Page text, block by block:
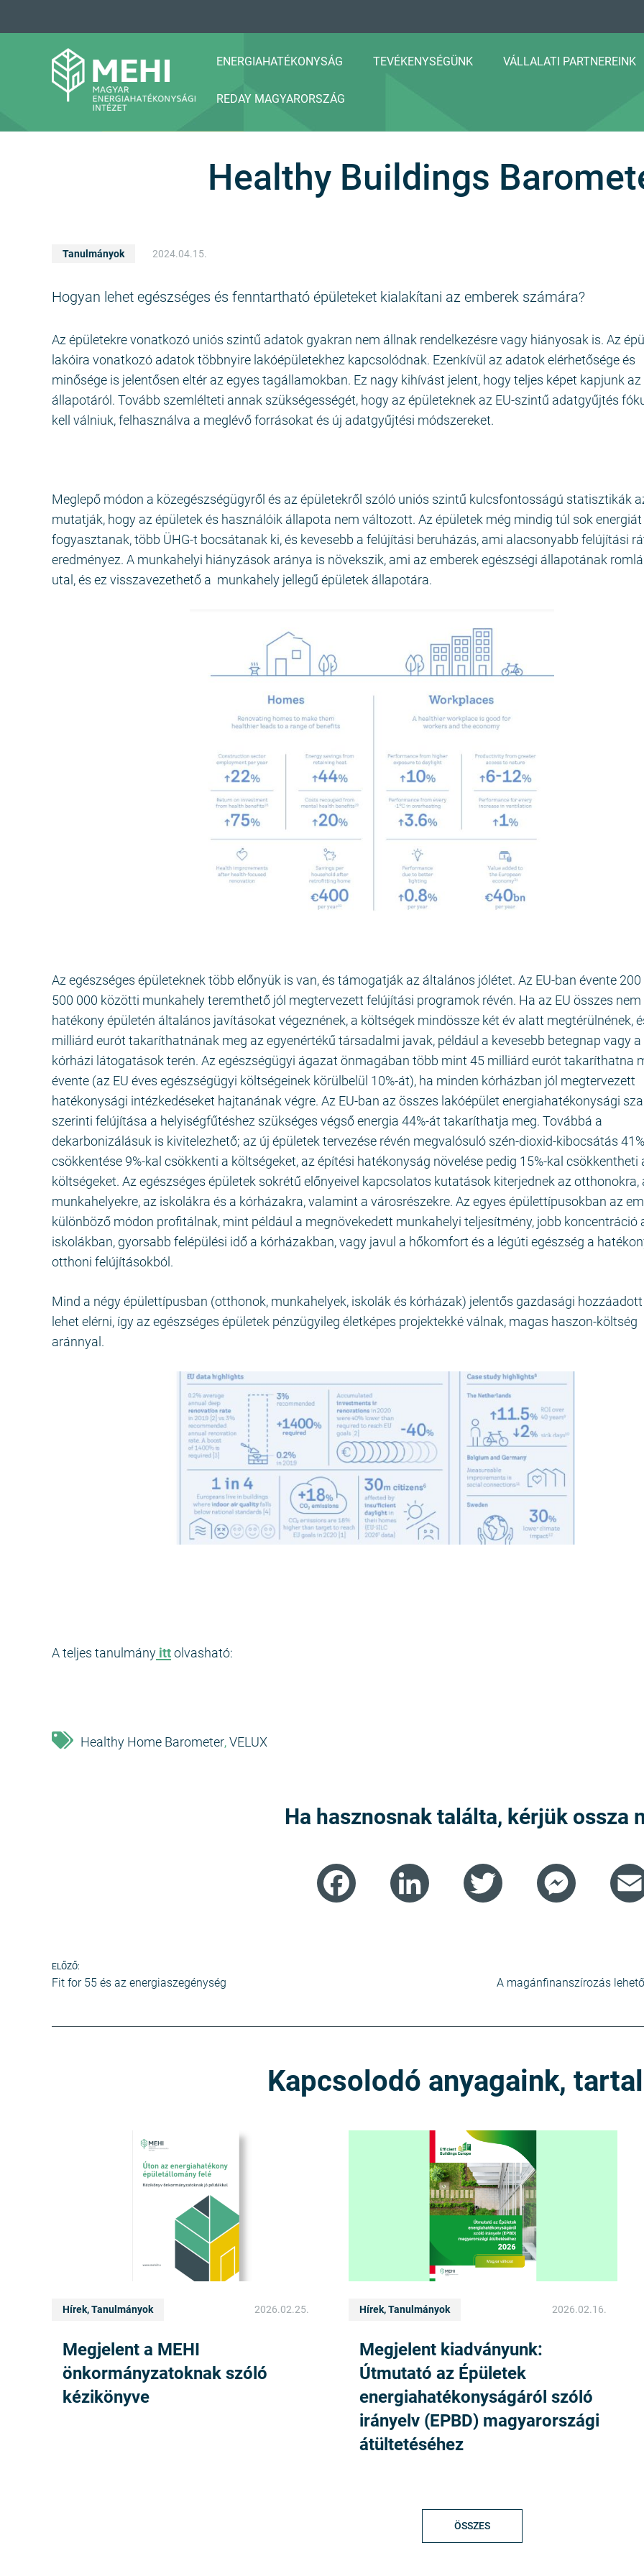
ENERGIAHATÉKONYSÁG TEVÉKENYSÉGÜNK VÁLLALATI PARTNEREINK
REDAY MAGYARORSZÁG
Healthy Buildings
Tanulmányok 2024.04.15.
Hogyan lehet egészséges és fenntartható épületeket kialakítani az emberek számára?
Az épületekre vonatkozó uniós szintű adatok gyakran nem állnak rendelkezésre vagy hiányosak is. Az
lakóira vonatkozó adatok többnyire lakóépületekhez kapcsolódnak. Ezenkívül az adatok elérhetősége és
minősége is jelentősen eltér az egyes tagállamokban. Ez nagy kihívást jelent, hogy teljes képet kapjunk az
állapotáról. Tovább szemlélteti annak szükségességét, hogy az épületeknek az EU-szintű adatgyűjtés
kell válniuk, felhasználva a meglévő forrásokat és új adatgyűjtési módszereket.
Meglepő módon a közegészségügyről és az épületekről szóló uniós szintű kulcsfontosságú statisztikák
mutatják, hogy az épületek és használóik állapota nem változott. Az épületek még mindig túl sok energiát
fogyasztanak, több ÜHG-t bocsátanak ki, és kevesebb a felújítási beruházás, ami alacsonyabb felújítási
eredményez. A munkahelyi hiányzások aránya is növekszik, ami az emberek egészségi állapotának
utal, és ez visszavezethető a munkahely jellegű épületek állapotára.
Az egészséges épületeknek több előnyük is van, és támogatják az általános jólétet. Az EU-ban évente 200
500 000 közötti munkahely teremthető jól megtervezett felújítási programok révén. Ha az EU összes nem
hatékony épületén általános javításokat végeznének, a költségek mindössze két év alatt megtérülnének,
milliárd eurót takaríthatnának meg az egyenértékű társadalmi javak, például a kevesebb betegnap vagy
kórházi látogatások terén. Az egészségügyi ágazat önmagában több mint 45 milliárd eurót takaríthatna
évente (az EU éves egészségügyi költségeinek körülbelül 10%-át), ha minden kórházban jól megtervezett
hatékonysági intézkedéseket hajtanának végre. Az EU-ban az összes lakóépület energiahatékonysági
szerinti felújítása a helyiségfűtéshez szükséges végső energia 44%-át takaríthatja meg. Továbbá a
dekarbonizálásuk is kivitelezhető; az új épületek tervezése révén megvalósuló szén-dioxid-kibocsátás
csökkentése 9%-kal csökkenti a költségeket, az építési hatékonyság növelése pedig 15%-kal csökkentheti
költségeket. Az egészséges épületek sokrétű előnyeivel kapcsolatos kutatások kiterjednek az otthonokra,
munkahelyekre, az iskolákra és a kórházakra, valamint a városrészekre. Az egyes épülettípusokban az
különböző módon profitálnak, mint például a megnövekedett munkahelyi teljesítmény, jobb koncentráció
iskolákban, gyorsabb felépülési idő a kórházakban, vagy javul a hőkomfort és a légúti egészség a
otthoni felújításokból.
Mind a négy épülettípusban (otthonok, munkahelyek, iskolák és kórházak) jelentős gazdasági
lehet elérni, így az egészséges épületek pénzügyileg életképes projektekké válnak, magas haszon-költség
aránnyal.
A teljes tanulmány ittolvasható:
Healthy Home Barometer, VELUX
Ha hasznosnak találta, kérjük ossza
Facebook LinkedIn Twitter Messenger
Bejegyzés
ELŐZŐ:
Fit for 55 és az energiaszegénység A magánfinanszírozás
Kapcsolodó anyagaink,
Hírek, Tanulmányok 2026.02.25.
Megjelent a MEHI
önkormányzatoknak szóló
kézikönyve
Hírek, Tanulmányok 2026.02.16.
Megjelent kiadványunk:
Útmutató az Épületek
energiahatékonyságáról szóló
irányelv (EPBD) magyarországi
átültetéséhez
ÖSSZES